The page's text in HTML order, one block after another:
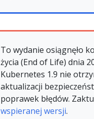
To wydanie osiągnęło
życia (End of Life) dnia
Kubernetes 1.9 nie
aktualizacji
poprawek błędów.
wspieranej wersji.